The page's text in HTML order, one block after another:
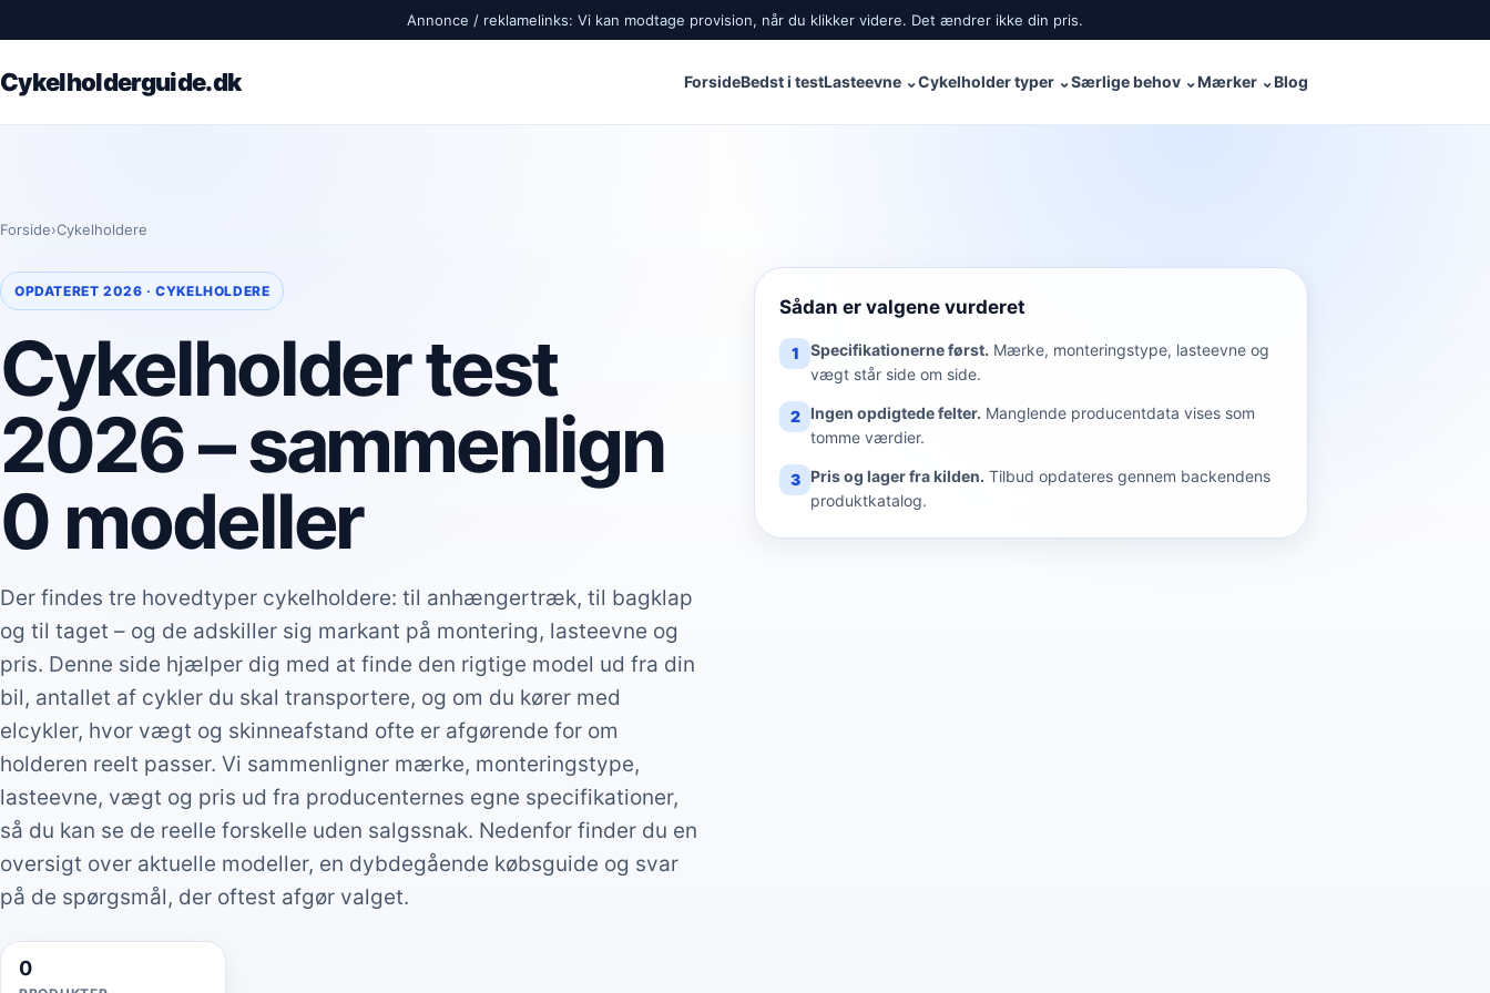
Annonce / reklamelinks: Vi kan modtage provision, når du klikker videre. Det ændrer ikke din pris.
Cykelholderguide.dk ForsideBedst i testLasteevne ⌄Cykelholder typer ⌄Særlige behov ⌄Mærker ⌄Blog
Forside›Cykelholdere
OPDATERET 2026 · CYKELHOLDERE
Cykelholder test
2026 – sammenlign
0 modeller
Der findes tre hovedtyper cykelholdere: til anhængertræk, til bagklap
og til taget – og de adskiller sig markant på montering, lasteevne og
pris. Denne side hjælper dig med at finde den rigtige model ud fra din
bil, antallet af cykler du skal transportere, og om du kører med
elcykler, hvor vægt og skinneafstand ofte er afgørende for om
holderen reelt passer. Vi sammenligner mærke, monteringstype,
lasteevne, vægt og pris ud fra producenternes egne specifikationer,
så du kan se de reelle forskelle uden salgssnak. Nedenfor finder du en
oversigt over aktuelle modeller, en dybdegående købsguide og svar
på de spørgsmål, der oftest afgør valget.
0
Sådan er valgene vurderet
1 Specifikationerne først. Mærke, monteringstype, lasteevne og
vægt står side om side.
2 Ingen opdigtede felter. Manglende producentdata vises som
tomme værdier.
3 Pris og lager fra kilden. Tilbud opdateres gennem backendens
produktkatalog.